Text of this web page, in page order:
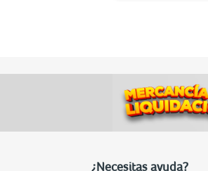
¿Necesitas ayuda?